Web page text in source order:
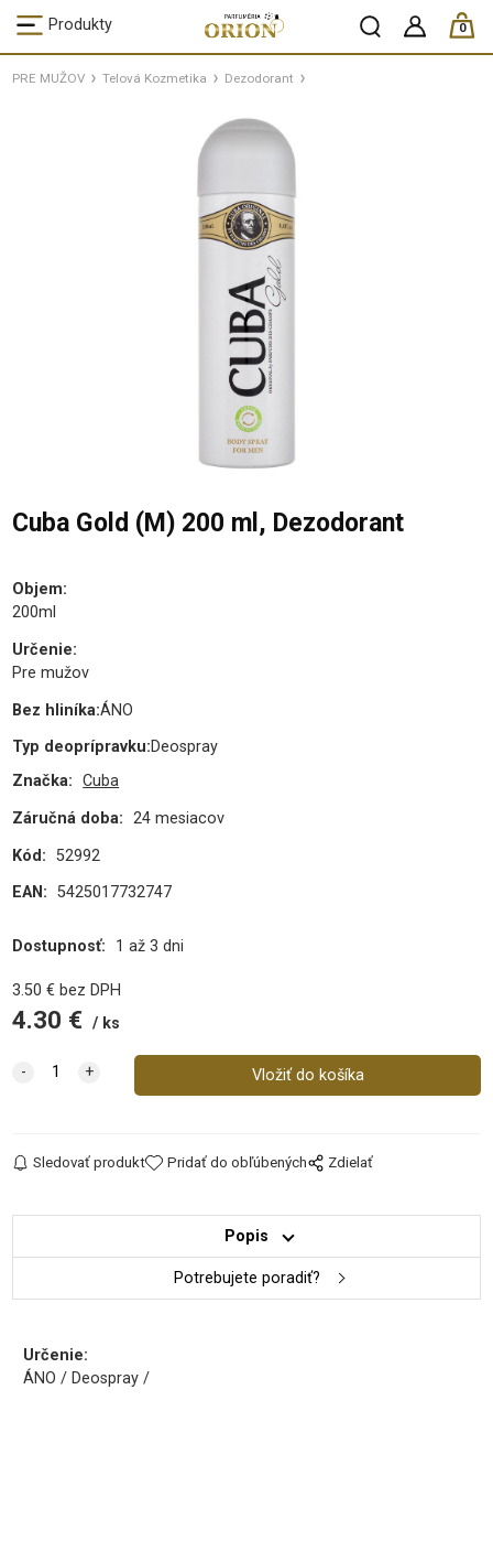
Produkty 0
ks /
PRE MUŽOV Telová Kozmetika Dezodorant
Cuba Gold (M) 200 ml, Dezodorant
Objem:
200ml
Určenie:
Pre mužov
Bez hliníka:ÁNO
Typ deoprípravku:Deospray
Značka: Cuba
Záručná doba: 24 mesiacov
Kód: 52992
EAN: 5425017732747
Dostupnosť: 1 až 3 dni
3.50 € bez DPH
4.30 € ks
Sledovať produkt Pridať do obľúbených Zdielať
Popis
Potrebujete poradiť?
Určenie:
ÁNO / Deospray /